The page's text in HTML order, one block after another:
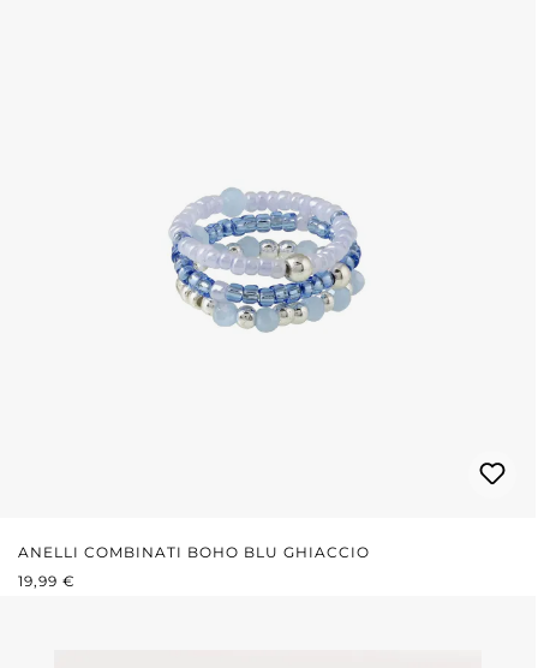
ANELLI COMBINATI BOHO BLU GHIACCIO
PREZZO NORMALE:
19,99 €